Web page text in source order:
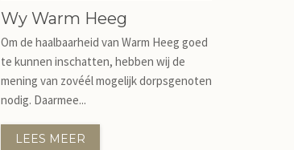
Wy Warm Heeg
Om de haalbaarheid van Warm Heeg goed
te kunnen inschatten, hebben wij de
mening van zovéél mogelijk dorpsgenoten
nodig. Daarmee...
LEES MEER